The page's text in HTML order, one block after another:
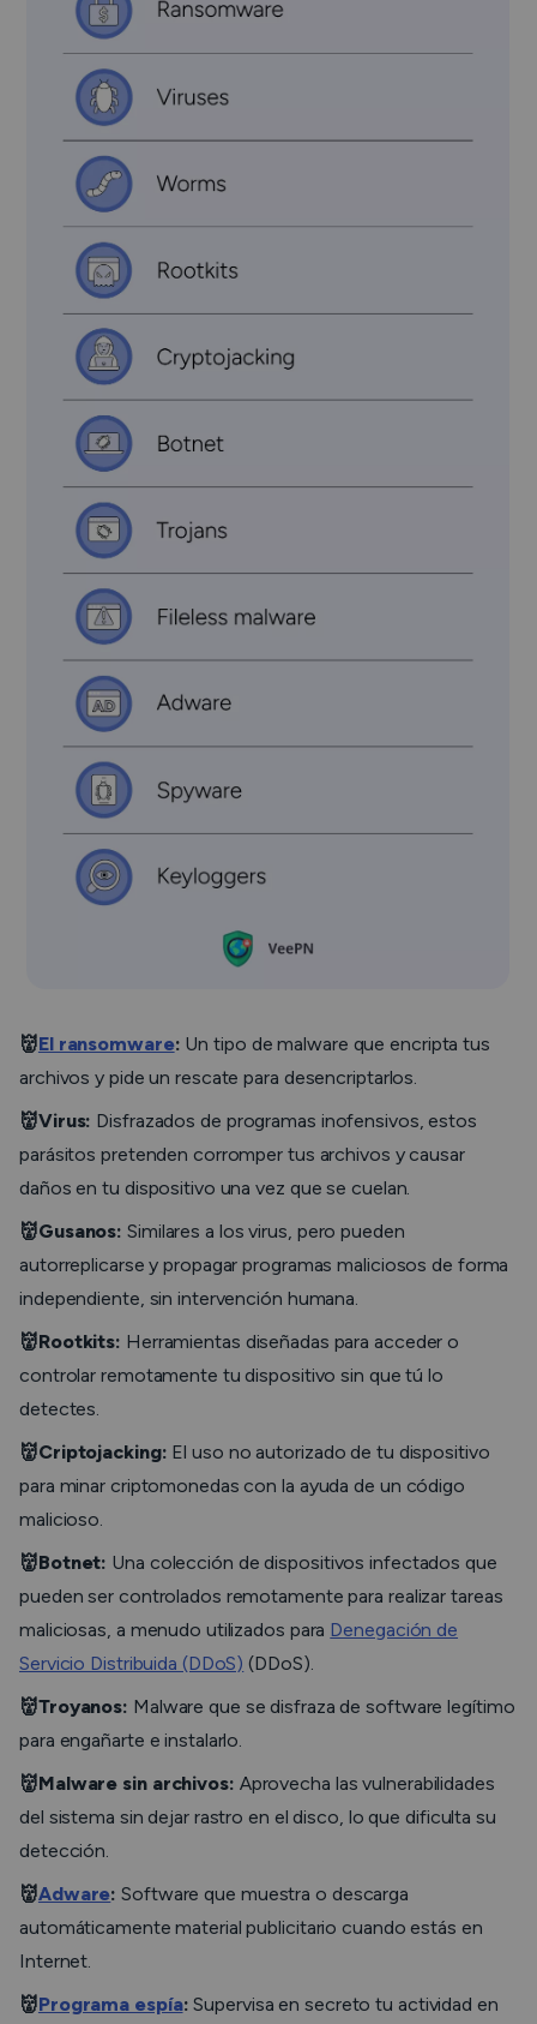
👹El ransomware: Un tipo de malware que encripta tus
archivos y pide un rescate para desencriptarlos.
👹Virus: Disfrazados de programas inofensivos, estos
parásitos pretenden corromper tus archivos y causar
daños en tu dispositivo una vez que se cuelan.
👹Gusanos: Similares a los virus, pero pueden
autorreplicarse y propagar programas maliciosos de forma
independiente, sin intervención humana.
👹Rootkits: Herramientas diseñadas para acceder o
controlar remotamente tu dispositivo sin que tú lo
detectes.
👹Criptojacking: El uso no autorizado de tu dispositivo
para minar criptomonedas con la ayuda de un código
malicioso.
👹Botnet: Una colección de dispositivos infectados que
pueden ser controlados remotamente para realizar tareas
maliciosas, a menudo utilizados para Denegación de
Servicio Distribuida (DDoS) (DDoS).
👹Troyanos: Malware que se disfraza de software legítimo
para engañarte e instalarlo.
👹Malware sin archivos: Aprovecha las vulnerabilidades
del sistema sin dejar rastro en el disco, lo que dificulta su
detección.
👹Adware: Software que muestra o descarga
automáticamente material publicitario cuando estás en
Internet.
👹Programa espía: Supervisa en secreto tu actividad en